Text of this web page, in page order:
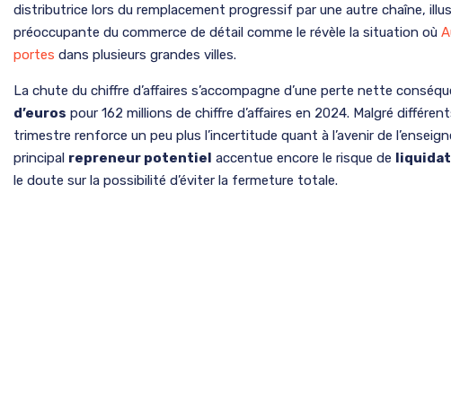
distributrice lors du remplacement progressif par une autre chaîne,
préoccupante du commerce de détail comme le révèle la situation où
portes dans plusieurs grandes villes.
La chute du chiffre d’affaires s’accompagne d’une perte nette
d’euros pour 162 millions de chiffre d’affaires en 2024. Malgré
trimestre renforce un peu plus l’incertitude quant à l’avenir de
principal repreneur potentiel accentue encore le risque de
le doute sur la possibilité d’éviter la fermeture totale.